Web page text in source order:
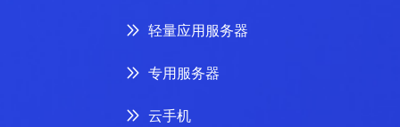
轻量应用服务器
专用服务器
云手机